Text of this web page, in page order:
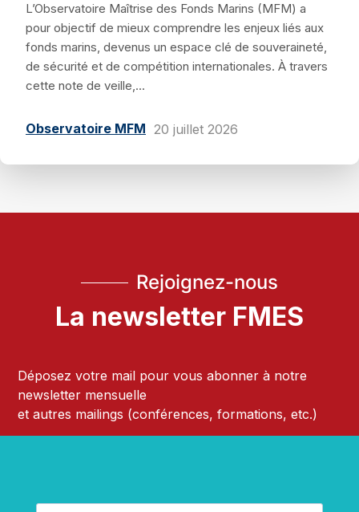
L’Observatoire Maîtrise des Fonds Marins (MFM) a
pour objectif de mieux comprendre les enjeux liés aux
fonds marins, devenus un espace clé de souveraineté,
de sécurité et de compétition internationales. À travers
cette note de veille,...
Observatoire MFM 20 juillet 2026
Rejoignez-nous
La newsletter FMES
Déposez votre mail pour vous abonner à notre
newsletter mensuelle
et autres mailings (conférences, formations, etc.)